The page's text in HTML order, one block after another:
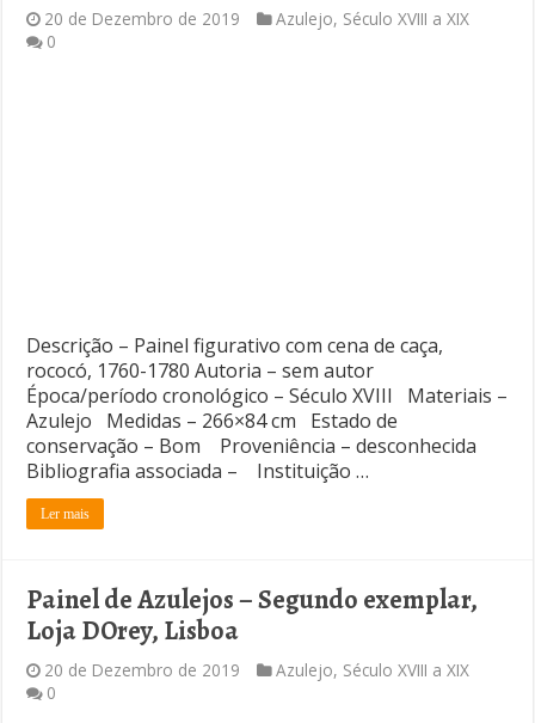
20 de Dezembro de 2019 Azulejo, Século XVIII a XIX
0
Descrição – Painel figurativo com cena de caça,
rococó, 1760-1780 Autoria – sem autor
Época/período cronológico – Século XVIII Materiais –
Azulejo Medidas – 266×84 cm Estado de
conservação – Bom Proveniência – desconhecida
Bibliografia associada – Instituição …
Ler mais
Painel de Azulejos – Segundo exemplar,
Loja DOrey, Lisboa
20 de Dezembro de 2019 Azulejo, Século XVIII a XIX
0